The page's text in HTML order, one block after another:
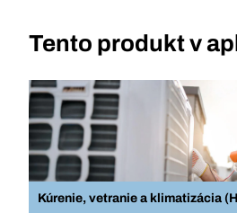
Tento produkt v
Kúrenie, vetranie a klimatizácia